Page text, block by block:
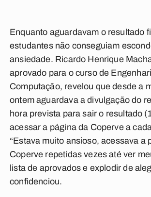
Enquanto aguardavam o resultado
estudantes não conseguiam
ansiedade. Ricardo Henrique
aprovado para o curso de
Computação, revelou que desde a
ontem aguardava a divulgação do
hora prevista para sair o resultado
acessar a página da Coperve a
“Estava muito ansioso, acessava a
Coperve repetidas vezes até ver
lista de aprovados e explodir de
confidenciou.